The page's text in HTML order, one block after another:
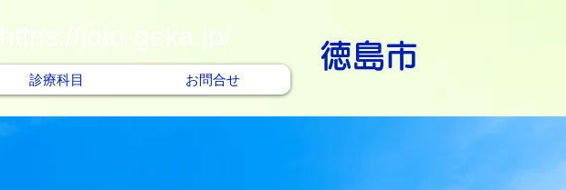
https://joto-geka.jp/
診療科目 お問合せ
徳島市